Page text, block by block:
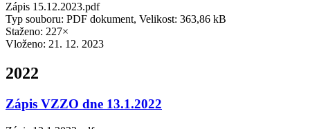
Zápis 15.12.2023.pdf
Typ souboru: PDF dokument, Velikost: 363,86 kB
Staženo: 227×
Vloženo: 21. 12. 2023
2022
Zápis VZZO dne 13.1.2022